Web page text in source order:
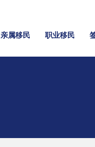
亲属移民 职业移民